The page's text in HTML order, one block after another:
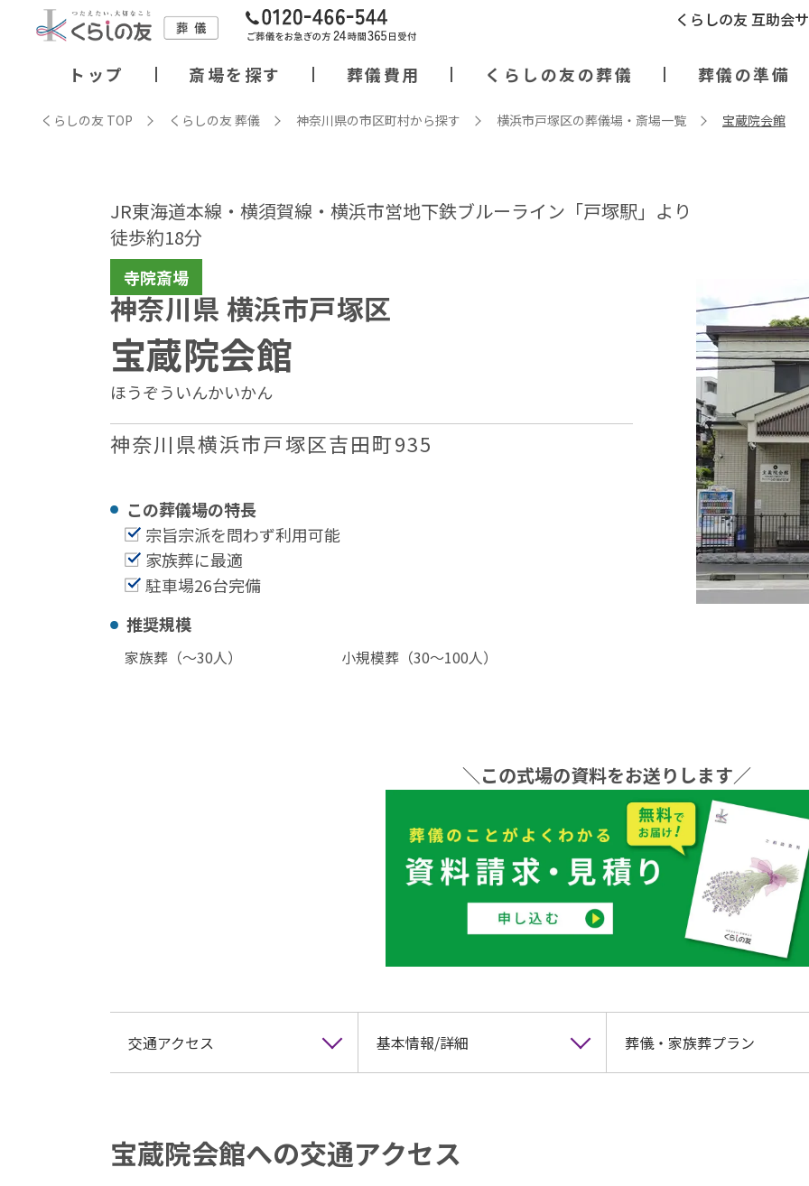
くらしの友 互助会
トップ 斎場を探す 葬儀費用 くらしの友の葬儀 葬儀の準備
くらしの友 TOP くらしの友 葬儀 神奈川県の市区町村から探す 横浜市戸塚区の葬儀場・斎場⼀覧 宝蔵院会館
JR東海道本線・横須賀線・横浜市営地下鉄ブルーライン「戸塚駅」より
徒歩約18分
寺院斎場
神奈川県 横浜市戸塚区
宝蔵院会館
ほうぞういんかいかん
神奈川県横浜市戸塚区吉田町935
この葬儀場の特⻑
宗旨宗派を問わず利用可能
家族葬に最適
駐車場26台完備
推奨規模
家族葬（〜30⼈） 小規模葬（30〜100⼈）
＼この式場の資料をお送りします／
交通アクセス 基本情報/詳細 葬儀・家族葬プラン
宝蔵院会館への交通アクセス